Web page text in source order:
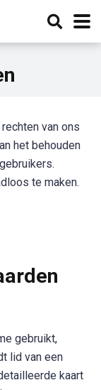
van ons
het behouden
te maken.
gebruikt,
lid van een
kaart